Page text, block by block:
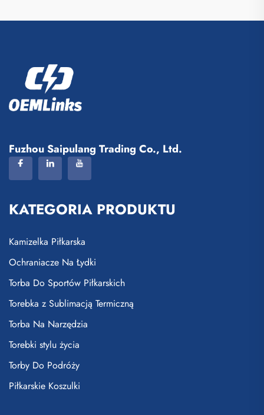
Fuzhou Saipulang Trading Co., Ltd.
KATEGORIA PRODUKTU
Kamizelka Piłkarska
Ochraniacze Na Łydki
Torba Do Sportów Piłkarskich
Torebka z Sublimacją Termiczną
Torba Na Narzędzia
Torebki stylu życia
Torby Do Podróży
Piłkarskie Koszulki